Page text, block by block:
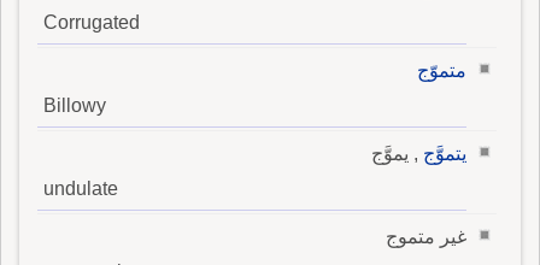
Corrugated
متموّج
Billowy
يتموَّج , يموَّج
undulate
غير متموج